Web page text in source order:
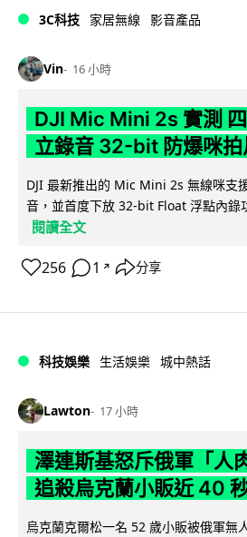
3C科技 家居無線 影音產品
Vin 16 小時
DJI Mic Mini 2s 實測
立錄音 32-bit 防爆咪拍
DJI 最新推出的 Mic Mini 2s 無線咪支
音，並首度下放 32-bit Float 浮點內錄
閱讀全文
256 1 ↗ 分享
科技娛樂 生活娛樂 城中熱話
Lawton 17 小時
澤連斯基怒斥俄軍「人
追殺烏克蘭小販近 40
烏克蘭克爾松一名 52 歲小販被俄軍無